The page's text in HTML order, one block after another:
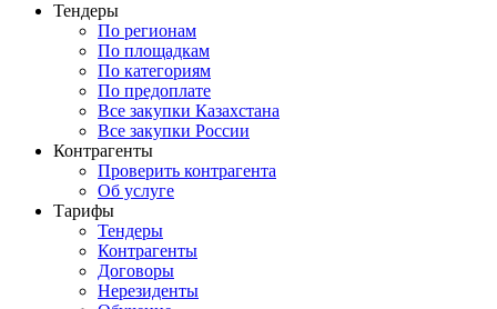
Тендеры
По регионам
По площадкам
По категориям
По предоплате
Все закупки Казахстана
Все закупки России
Контрагенты
Проверить контрагента
Об услуге
Тарифы
Тендеры
Контрагенты
Договоры
Нерезиденты